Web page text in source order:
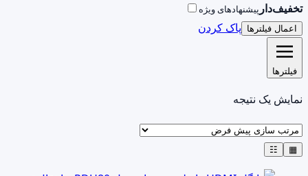
تخفیف‌دار پیشنهادهای ویژه
اعمال فیلترها پاک کردن
فیلترها
نمایش یک نتیجه
▦
☷